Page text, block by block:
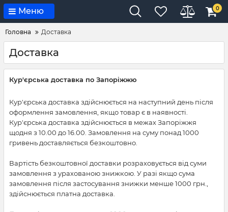
Меню 0
Головна Доставка
Доставка
Кур'єрська доставка по Запоріжжю
Кур'єрська доставка здійснюється на наступний день після
оформлення замовлення, якщо товар є в наявності.
Кур'єрська доставка здійснюється в межах Запоріжжя
щодня з 10.00 до 16.00. Замовлення на суму понад 1000
гривень доставляється безкоштовно.
Вартість безкоштовної доставки розраховується від суми
замовлення з урахованою знижкою. У разі якщо сума
замовлення після застосування знижки менше 1000 грн.,
здійснюється платна доставка.